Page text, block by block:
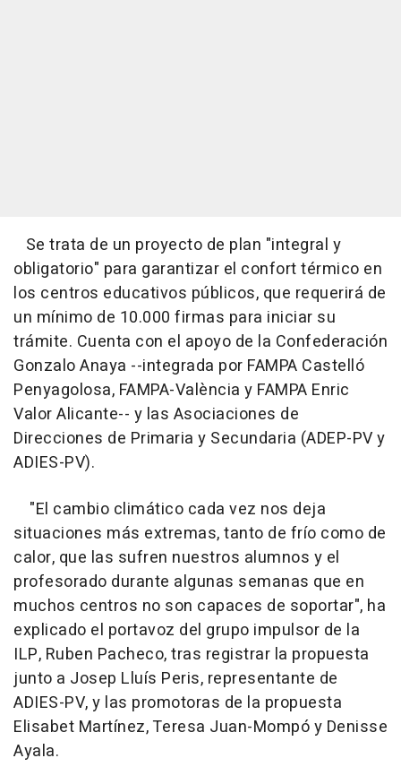
Se trata de un proyecto de plan "integral y
obligatorio" para garantizar el confort térmico en
los centros educativos públicos, que requerirá de
un mínimo de 10.000 firmas para iniciar su
trámite. Cuenta con el apoyo de la Confederación
Gonzalo Anaya --integrada por FAMPA Castelló
Penyagolosa, FAMPA-València y FAMPA Enric
Valor Alicante-- y las Asociaciones de
Direcciones de Primaria y Secundaria (ADEP-PV y
ADIES-PV).
"El cambio climático cada vez nos deja
situaciones más extremas, tanto de frío como de
calor, que las sufren nuestros alumnos y el
profesorado durante algunas semanas que en
muchos centros no son capaces de soportar", ha
explicado el portavoz del grupo impulsor de la
ILP, Ruben Pacheco, tras registrar la propuesta
junto a Josep Lluís Peris, representante de
ADIES-PV, y las promotoras de la propuesta
Elisabet Martínez, Teresa Juan-Mompó y Denisse
Ayala.